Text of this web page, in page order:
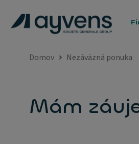
Domov Nezáväzná ponuka
Mám